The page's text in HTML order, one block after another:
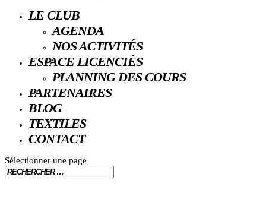
LE CLUB
AGENDA
NOS ACTIVITÉS
ESPACE LICENCIÉS
PLANNING DES COURS
PARTENAIRES
BLOG
TEXTILES
CONTACT
Sélectionner une page